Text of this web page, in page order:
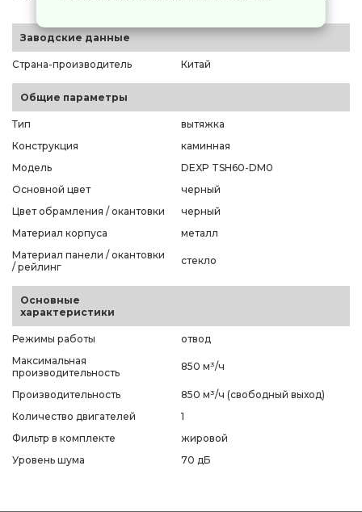
Заводские данные
Страна-производитель Китай
Общие параметры
Тип
вытяжка
Конструкция
каминная
Модель
DEXP TSH60-DM0
Основной цвет
черный
Цвет обрамления / окантовки
черный
Материал корпуса
металл
Материал панели / окантовки
/ рейлинг
стекло
Основные
характеристики
Режимы работы
отвод
Максимальная
производительность
850 м³/ч
Производительность
850 м³/ч (свободный выход)
Количество двигателей
1
Фильтр в комплекте
жировой
Уровень шума
70 дБ